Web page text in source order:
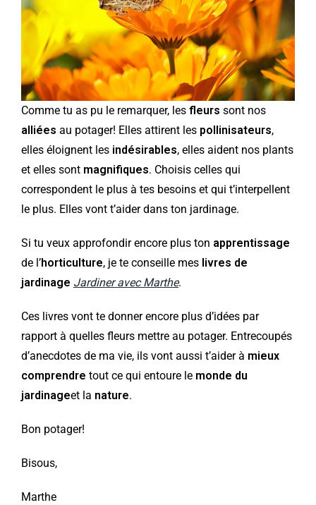
Comme tu as pu le remarquer, les fleurs sont nos
alliées au potager! Elles attirent les pollinisateurs,
elles éloignent les indésirables, elles aident nos plants
et elles sont magnifiques. Choisis celles qui
correspondent le plus à tes besoins et qui t’interpellent
le plus. Elles vont t’aider dans ton jardinage.
Si tu veux approfondir encore plus ton apprentissage
de l’horticulture, je te conseille mes livres de
jardinage Jardiner avec Marthe.
Ces livres vont te donner encore plus d’idées par
rapport à quelles fleurs mettre au potager. Entrecoupés
d’anecdotes de ma vie, ils vont aussi t’aider à mieux
comprendre tout ce qui entoure le monde du
jardinageet la nature.
Bon potager!
Bisous,
Marthe